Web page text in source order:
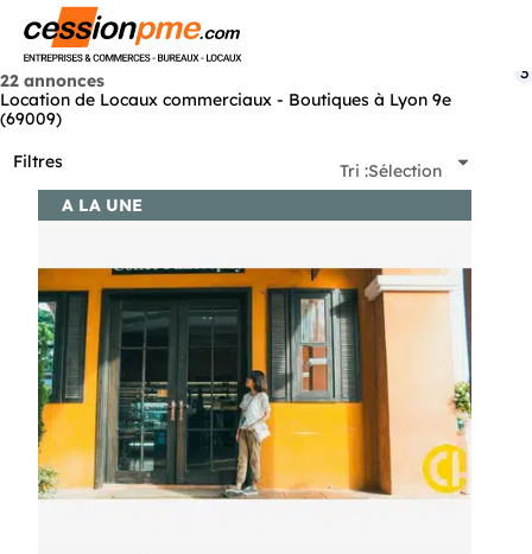
22 annonces
Location de Locaux commerciaux - Boutiques à Lyon 9e
(69009)
Filtres
3
Tri :Sélection
A LA UNE